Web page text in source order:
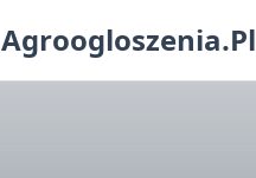
Agroogloszenia.pl